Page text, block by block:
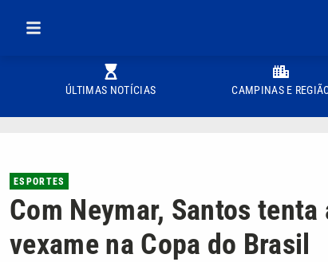
ÚLTIMAS NOTÍCIAS CAMPINAS E
ESPORTES
Com Neymar, Santos
vexame na Copa do Brasil